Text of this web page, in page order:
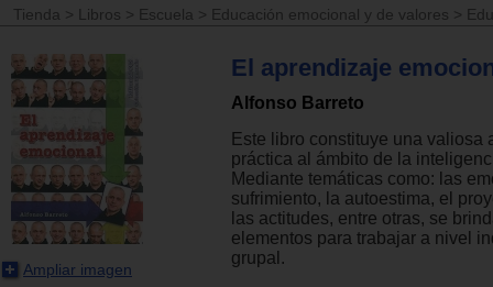
Tienda > Libros > Escuela > Educación emocional y de valores >
Ampliar imagen
El aprendizaje
Alfonso Barreto
Este libro constituye una valiosa
práctica al ámbito de la
Mediante temáticas como: las
sufrimiento, la autoestima, el
las actitudes, entre otras, se
elementos para trabajar a nivel
grupal.